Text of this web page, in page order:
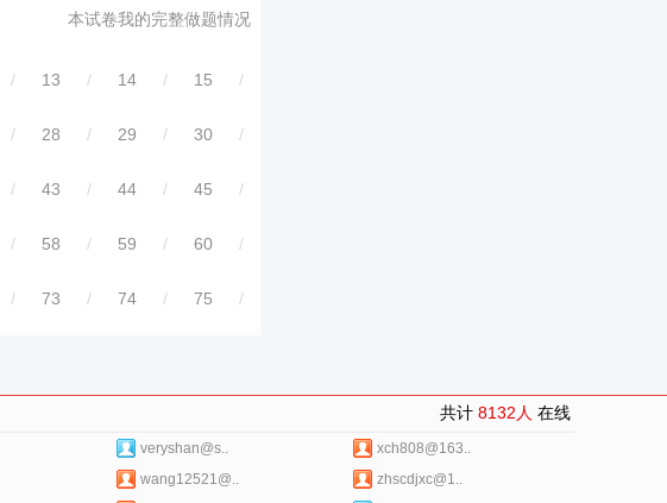
本试卷我的完整做题情况
/ 13 / 14 / 15 /
/ 28 / 29 / 30 /
/ 43 / 44 / 45 /
/ 58 / 59 / 60 /
/ 73 / 74 / 75 /
共计 8132人 在线
veryshan@s..
xch808@163..
wang12521@..
zhscdjxc@1..